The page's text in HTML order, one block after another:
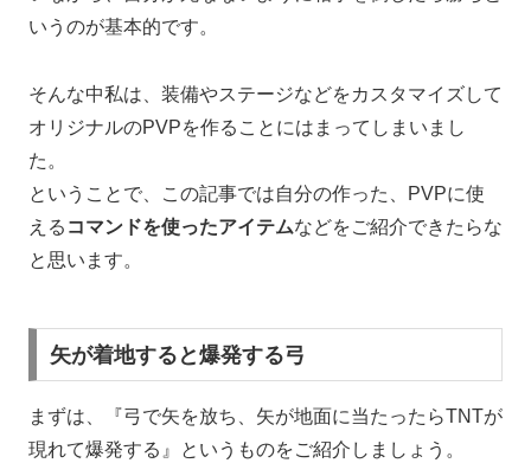
いうのが基本的です。
そんな中私は、装備やステージなどをカスタマイズして
オリジナルのPVPを作ることにはまってしまいまし
た。
ということで、この記事では自分の作った、PVPに使
える コマンドを使ったアイテムなどをご紹介できたらな
と思います。
矢が着地すると爆発する弓
まずは、『弓で矢を放ち、矢が地面に当たったらTNTが
現れて爆発する』というものをご紹介しましょう。